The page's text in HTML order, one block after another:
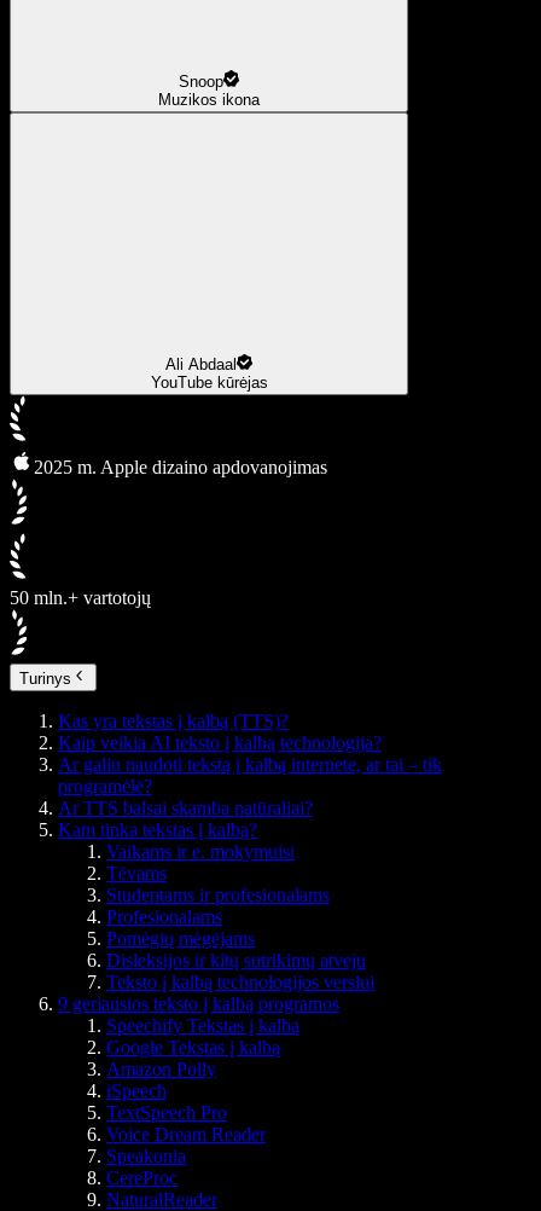
Snoop
Muzikos ikona
Ali Abdaal
YouTube kūrėjas
2025 m. Apple dizaino apdovanojimas
50 mln.+ vartotojų
Turinys
Kas yra tekstas į kalbą (TTS)?
Kaip veikia AI teksto į kalbą technologija?
Ar galiu naudoti tekstą į kalbą internete, ar tai – tik
programėlė?
Ar TTS balsai skamba natūraliai?
Kam tinka tekstas į kalbą?
Vaikams ir e. mokymuisi
Tėvams
Studentams ir profesionalams
Profesionalams
Pomėgių mėgėjams
Disleksijos ir kitų sutrikimų atveju
Teksto į kalbą technologijos verslui
9 geriausios teksto į kalbą programos
Speechify Tekstas į kalbą
Google Tekstas į kalbą
Amazon Polly
iSpeech
TextSpeech Pro
Voice Dream Reader
Speakonia
CereProc
NaturalReader